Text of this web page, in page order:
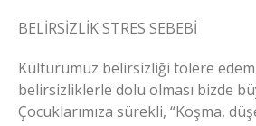
BELİRSİZLİK STRES SEBEBİ
Kültürümüz belirsizliği tolere
belirsizliklerle dolu olması bizde
Çocuklarımıza sürekli, “Koşma,